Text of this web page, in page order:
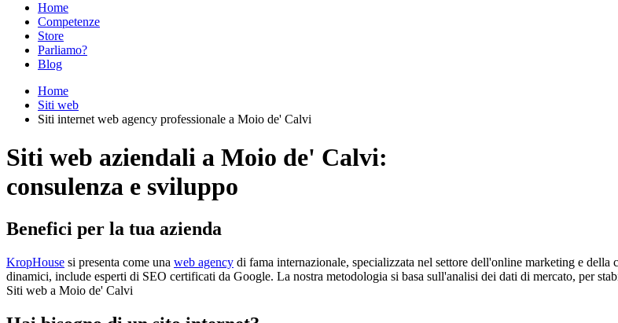
Home
Competenze
Store
Parliamo?
Blog
Home
Siti web
Siti internet web agency professionale a Moio de' Calvi
Siti web aziendali a Moio de' Calvi:
consulenza e sviluppo
Benefici per la tua azienda
KropHouse si presenta come una web agency di fama internazionale, specializzata nel settore dell'online marketing e
dinamici, include esperti di SEO certificati da Google. La nostra metodologia si basa sull'analisi dei dati di mercato, per
Siti web a Moio de' Calvi